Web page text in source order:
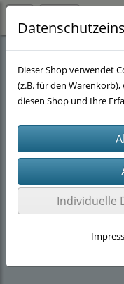
Stöwers-Garnelenstube
Dieser Shop verwendet
(z.B. für den
diesen Shop und Ihre
Individuelle